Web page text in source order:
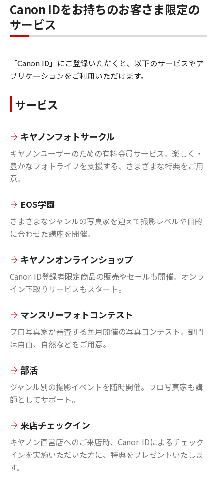
Canon IDをお持ちのお客さま限定の
サービス
「Canon ID」にご登録いただくと、以下のサービスやア
プリケーションをご利用いただけます。
サービス
キヤノンフォトサークル
キヤノンユーザーのための有料会員サービス。楽しく・
豊かなフォトライフを支援する、さまざまな特典をご用
意。
EOS学園
さまざまなジャンルの写真家を迎えて撮影レベルや目的
に合わせた講座を開催。
キヤノンオンラインショップ
Canon ID登録者限定商品の販売やセールも開催。オンラ
イン下取りサービスもスタート。
マンスリーフォトコンテスト
プロ写真家が審査する毎月開催の写真コンテスト。部門
は自由、自然などをご用意。
部活
ジャンル別の撮影イベントを随時開催。プロ写真家も講
師としてサポート。
来店チェックイン
キヤノン直営店へのご来店時、Canon IDによるチェック
インを実施いただいた方に、特典をプレゼントいたしま
す。